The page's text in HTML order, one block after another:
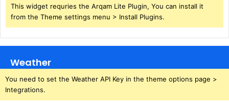
This widget requries the Arqam Lite Plugin, You can install it
from the Theme settings menu > Install Plugins.
Weather
You need to set the Weather API Key in the theme options page >
Integrations.